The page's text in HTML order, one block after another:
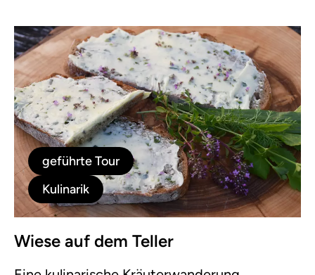
geführte Tour
Kulinarik
Wiese auf dem Teller